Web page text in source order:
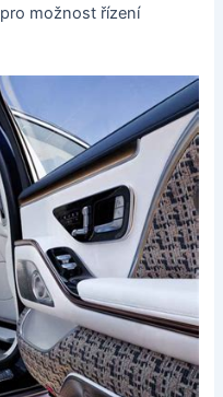
pro možnost řízení